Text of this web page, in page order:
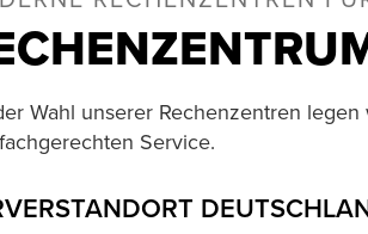
Wahl unserer Rechenzentren
Service.